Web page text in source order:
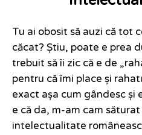
Tu ai obosit să auzi că tot
căcat? Știu, poate e prea
trebuit să îi zic că e de
pentru că îmi place și
exact așa cum gândesc și
e că da, m-am cam
intelectualitate